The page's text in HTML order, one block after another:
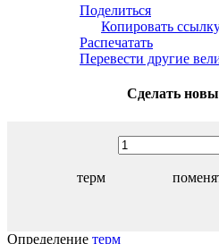
Поделиться
Копировать
Распечатать
Перевести другие
Сделать
терм
Определение терм